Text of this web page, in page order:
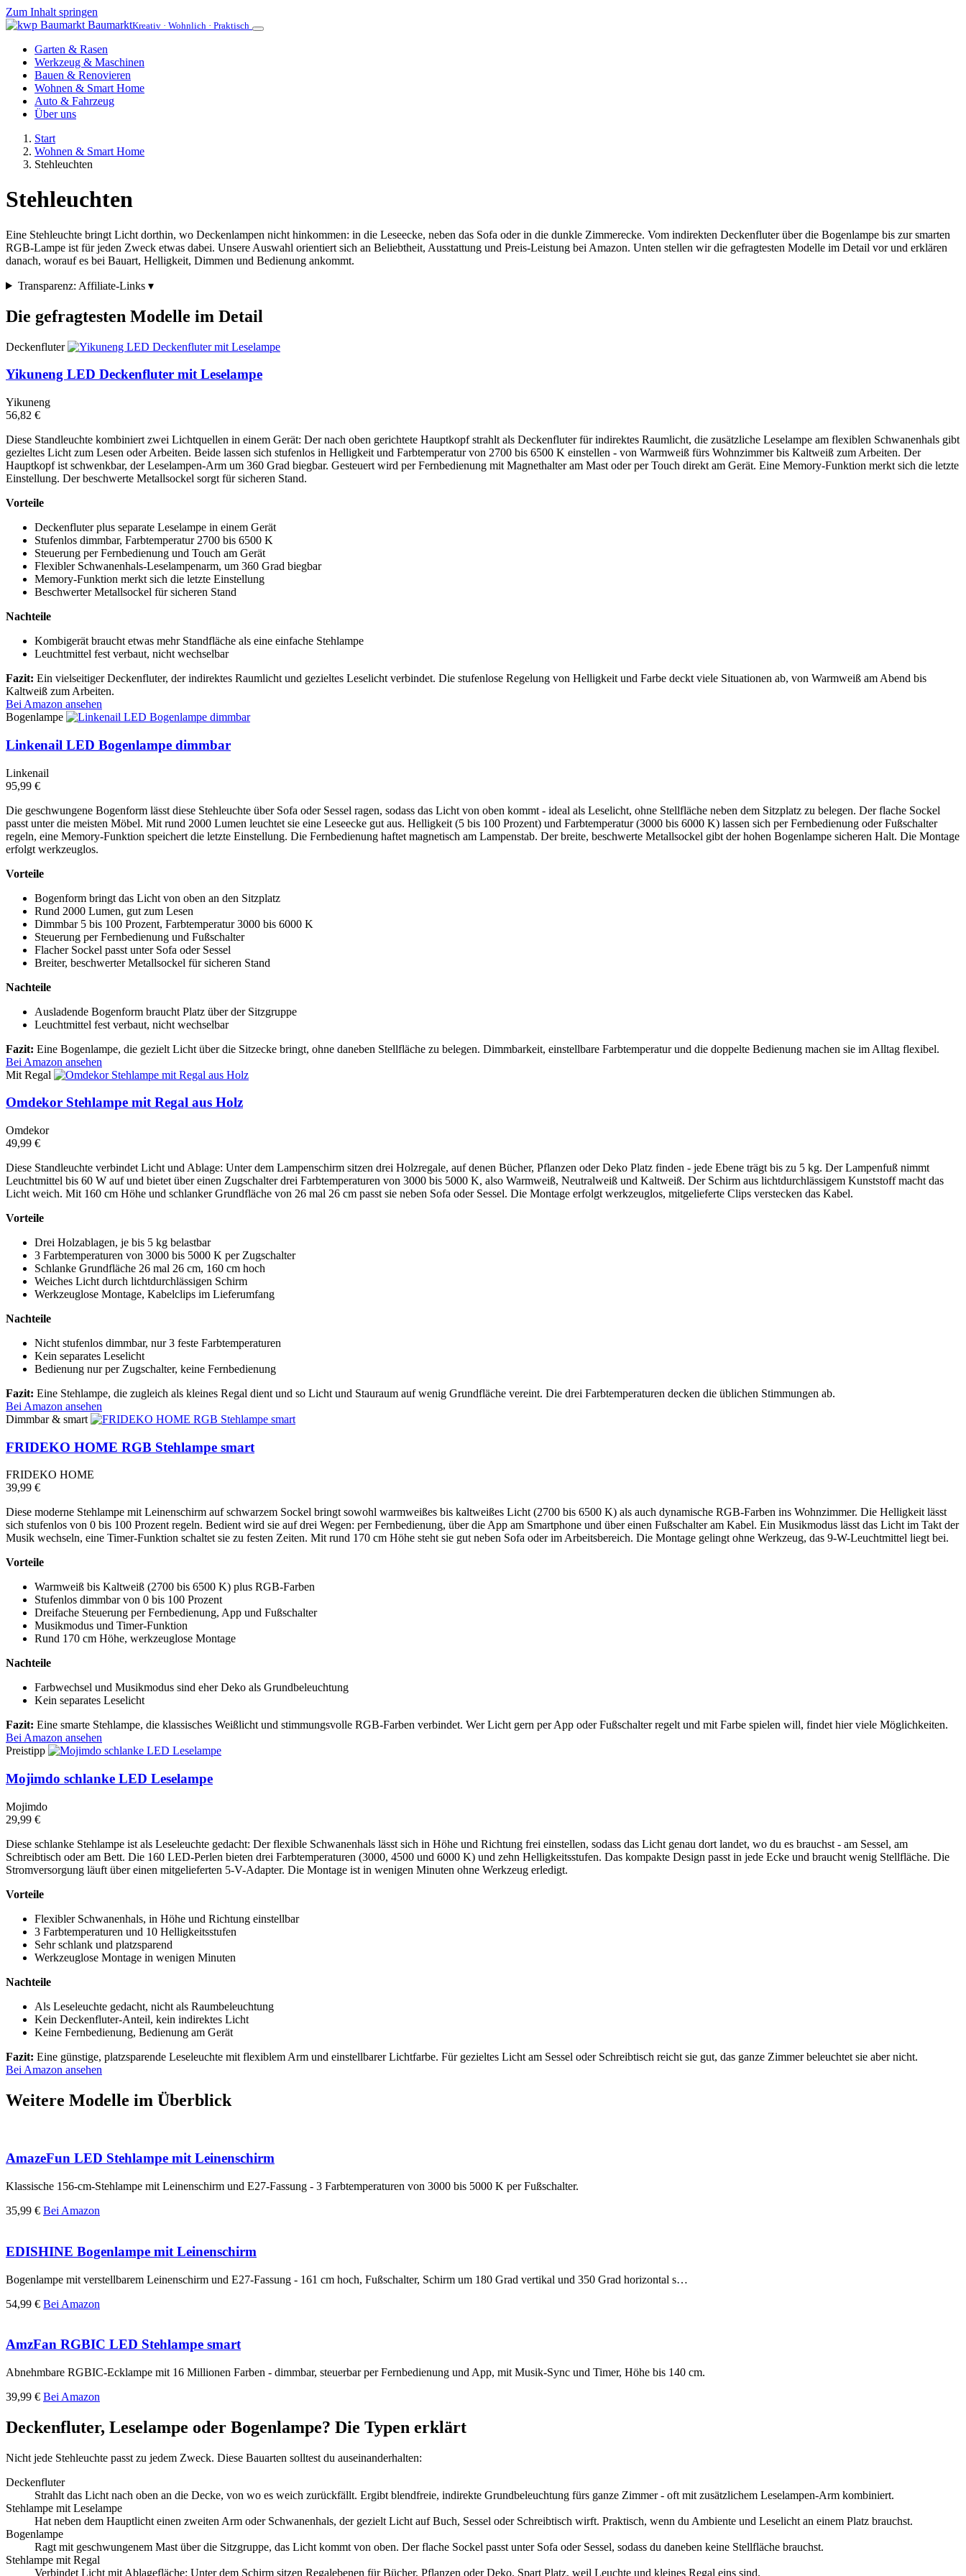
Zum Inhalt springen
BaumarktKreativ · Wohnlich · Praktisch
Garten & Rasen
Werkzeug & Maschinen
Bauen & Renovieren
Wohnen & Smart Home
Auto & Fahrzeug
Über uns
Start
Wohnen & Smart Home
Stehleuchten
Stehleuchten
Eine Stehleuchte bringt Licht dorthin, wo Deckenlampen nicht hinkommen: in die Leseecke, neben das Sofa oder in die dunkle Zimmerecke. Vom indirekten Deckenfluter über die Bogenlampe bis zur smarten
RGB-Lampe ist für jeden Zweck etwas dabei. Unsere Auswahl orientiert sich an Beliebtheit, Ausstattung und Preis-Leistung bei Amazon. Unten stellen wir die gefragtesten Modelle im Detail vor und erklären
danach, worauf es bei Bauart, Helligkeit, Dimmen und Bedienung ankommt.
Transparenz: Affiliate-Links ▾
Die gefragtesten Modelle im Detail
Deckenfluter
Yikuneng LED Deckenfluter mit Leselampe
Yikuneng
56,82 €
Diese Standleuchte kombiniert zwei Lichtquellen in einem Gerät: Der nach oben gerichtete Hauptkopf strahlt als Deckenfluter für indirektes Raumlicht, die zusätzliche Leselampe am flexiblen Schwanenhals gibt
gezieltes Licht zum Lesen oder Arbeiten. Beide lassen sich stufenlos in Helligkeit und Farbtemperatur von 2700 bis 6500 K einstellen - von Warmweiß fürs Wohnzimmer bis Kaltweiß zum Arbeiten. Der
Hauptkopf ist schwenkbar, der Leselampen-Arm um 360 Grad biegbar. Gesteuert wird per Fernbedienung mit Magnethalter am Mast oder per Touch direkt am Gerät. Eine Memory-Funktion merkt sich die letzte
Einstellung. Der beschwerte Metallsockel sorgt für sicheren Stand.
Vorteile
Deckenfluter plus separate Leselampe in einem Gerät
Stufenlos dimmbar, Farbtemperatur 2700 bis 6500 K
Steuerung per Fernbedienung und Touch am Gerät
Flexibler Schwanenhals-Leselampenarm, um 360 Grad biegbar
Memory-Funktion merkt sich die letzte Einstellung
Beschwerter Metallsockel für sicheren Stand
Nachteile
Kombigerät braucht etwas mehr Standfläche als eine einfache Stehlampe
Leuchtmittel fest verbaut, nicht wechselbar
Fazit: Ein vielseitiger Deckenfluter, der indirektes Raumlicht und gezieltes Leselicht verbindet. Die stufenlose Regelung von Helligkeit und Farbe deckt viele Situationen ab, von Warmweiß am Abend bis
Kaltweiß zum Arbeiten.
Bei Amazon ansehen
Bogenlampe
Linkenail LED Bogenlampe dimmbar
Linkenail
95,99 €
Die geschwungene Bogenform lässt diese Stehleuchte über Sofa oder Sessel ragen, sodass das Licht von oben kommt - ideal als Leselicht, ohne Stellfläche neben dem Sitzplatz zu belegen. Der flache Sockel
passt unter die meisten Möbel. Mit rund 2000 Lumen leuchtet sie eine Leseecke gut aus. Helligkeit (5 bis 100 Prozent) und Farbtemperatur (3000 bis 6000 K) lassen sich per Fernbedienung oder Fußschalter
regeln, eine Memory-Funktion speichert die letzte Einstellung. Die Fernbedienung haftet magnetisch am Lampenstab. Der breite, beschwerte Metallsockel gibt der hohen Bogenlampe sicheren Halt. Die Montage
erfolgt werkzeuglos.
Vorteile
Bogenform bringt das Licht von oben an den Sitzplatz
Rund 2000 Lumen, gut zum Lesen
Dimmbar 5 bis 100 Prozent, Farbtemperatur 3000 bis 6000 K
Steuerung per Fernbedienung und Fußschalter
Flacher Sockel passt unter Sofa oder Sessel
Breiter, beschwerter Metallsockel für sicheren Stand
Nachteile
Ausladende Bogenform braucht Platz über der Sitzgruppe
Leuchtmittel fest verbaut, nicht wechselbar
Fazit: Eine Bogenlampe, die gezielt Licht über die Sitzecke bringt, ohne daneben Stellfläche zu belegen. Dimmbarkeit, einstellbare Farbtemperatur und die doppelte Bedienung machen sie im Alltag flexibel.
Bei Amazon ansehen
Mit Regal
Omdekor Stehlampe mit Regal aus Holz
Omdekor
49,99 €
Diese Standleuchte verbindet Licht und Ablage: Unter dem Lampenschirm sitzen drei Holzregale, auf denen Bücher, Pflanzen oder Deko Platz finden - jede Ebene trägt bis zu 5 kg. Der Lampenfuß nimmt
Leuchtmittel bis 60 W auf und bietet über einen Zugschalter drei Farbtemperaturen von 3000 bis 5000 K, also Warmweiß, Neutralweiß und Kaltweiß. Der Schirm aus lichtdurchlässigem Kunststoff macht das
Licht weich. Mit 160 cm Höhe und schlanker Grundfläche von 26 mal 26 cm passt sie neben Sofa oder Sessel. Die Montage erfolgt werkzeuglos, mitgelieferte Clips verstecken das Kabel.
Vorteile
Drei Holzablagen, je bis 5 kg belastbar
3 Farbtemperaturen von 3000 bis 5000 K per Zugschalter
Schlanke Grundfläche 26 mal 26 cm, 160 cm hoch
Weiches Licht durch lichtdurchlässigen Schirm
Werkzeuglose Montage, Kabelclips im Lieferumfang
Nachteile
Nicht stufenlos dimmbar, nur 3 feste Farbtemperaturen
Kein separates Leselicht
Bedienung nur per Zugschalter, keine Fernbedienung
Fazit: Eine Stehlampe, die zugleich als kleines Regal dient und so Licht und Stauraum auf wenig Grundfläche vereint. Die drei Farbtemperaturen decken die üblichen Stimmungen ab.
Bei Amazon ansehen
Dimmbar & smart
FRIDEKO HOME RGB Stehlampe smart
FRIDEKO HOME
39,99 €
Diese moderne Stehlampe mit Leinenschirm auf schwarzem Sockel bringt sowohl warmweißes bis kaltweißes Licht (2700 bis 6500 K) als auch dynamische RGB-Farben ins Wohnzimmer. Die Helligkeit lässt
sich stufenlos von 0 bis 100 Prozent regeln. Bedient wird sie auf drei Wegen: per Fernbedienung, über die App am Smartphone und über einen Fußschalter am Kabel. Ein Musikmodus lässt das Licht im Takt der
Musik wechseln, eine Timer-Funktion schaltet sie zu festen Zeiten. Mit rund 170 cm Höhe steht sie gut neben Sofa oder im Arbeitsbereich. Die Montage gelingt ohne Werkzeug, das 9-W-Leuchtmittel liegt bei.
Vorteile
Warmweiß bis Kaltweiß (2700 bis 6500 K) plus RGB-Farben
Stufenlos dimmbar von 0 bis 100 Prozent
Dreifache Steuerung per Fernbedienung, App und Fußschalter
Musikmodus und Timer-Funktion
Rund 170 cm Höhe, werkzeuglose Montage
Nachteile
Farbwechsel und Musikmodus sind eher Deko als Grundbeleuchtung
Kein separates Leselicht
Fazit: Eine smarte Stehlampe, die klassisches Weißlicht und stimmungsvolle RGB-Farben verbindet. Wer Licht gern per App oder Fußschalter regelt und mit Farbe spielen will, findet hier viele Möglichkeiten.
Bei Amazon ansehen
Preistipp
Mojimdo schlanke LED Leselampe
Mojimdo
29,99 €
Diese schlanke Stehlampe ist als Leseleuchte gedacht: Der flexible Schwanenhals lässt sich in Höhe und Richtung frei einstellen, sodass das Licht genau dort landet, wo du es brauchst - am Sessel, am
Schreibtisch oder am Bett. Die 160 LED-Perlen bieten drei Farbtemperaturen (3000, 4500 und 6000 K) und zehn Helligkeitsstufen. Das kompakte Design passt in jede Ecke und braucht wenig Stellfläche. Die
Stromversorgung läuft über einen mitgelieferten 5-V-Adapter. Die Montage ist in wenigen Minuten ohne Werkzeug erledigt.
Vorteile
Flexibler Schwanenhals, in Höhe und Richtung einstellbar
3 Farbtemperaturen und 10 Helligkeitsstufen
Sehr schlank und platzsparend
Werkzeuglose Montage in wenigen Minuten
Nachteile
Als Leseleuchte gedacht, nicht als Raumbeleuchtung
Kein Deckenfluter-Anteil, kein indirektes Licht
Keine Fernbedienung, Bedienung am Gerät
Fazit: Eine günstige, platzsparende Leseleuchte mit flexiblem Arm und einstellbarer Lichtfarbe. Für gezieltes Licht am Sessel oder Schreibtisch reicht sie gut, das ganze Zimmer beleuchtet sie aber nicht.
Bei Amazon ansehen
Weitere Modelle im Überblick
AmazeFun LED Stehlampe mit Leinenschirm
Klassische 156-cm-Stehlampe mit Leinenschirm und E27-Fassung - 3 Farbtemperaturen von 3000 bis 5000 K per Fußschalter.
35,99 € Bei Amazon
EDISHINE Bogenlampe mit Leinenschirm
Bogenlampe mit verstellbarem Leinenschirm und E27-Fassung - 161 cm hoch, Fußschalter, Schirm um 180 Grad vertikal und 350 Grad horizontal s…
54,99 € Bei Amazon
AmzFan RGBIC LED Stehlampe smart
Abnehmbare RGBIC-Ecklampe mit 16 Millionen Farben - dimmbar, steuerbar per Fernbedienung und App, mit Musik-Sync und Timer, Höhe bis 140 cm.
39,99 € Bei Amazon
Deckenfluter, Leselampe oder Bogenlampe? Die Typen erklärt
Nicht jede Stehleuchte passt zu jedem Zweck. Diese Bauarten solltest du auseinanderhalten:
Deckenfluter
Strahlt das Licht nach oben an die Decke, von wo es weich zurückfällt. Ergibt blendfreie, indirekte Grundbeleuchtung fürs ganze Zimmer - oft mit zusätzlichem Leselampen-Arm kombiniert.
Stehlampe mit Leselampe
Hat neben dem Hauptlicht einen zweiten Arm oder Schwanenhals, der gezielt Licht auf Buch, Sessel oder Schreibtisch wirft. Praktisch, wenn du Ambiente und Leselicht an einem Platz brauchst.
Bogenlampe
Ragt mit geschwungenem Mast über die Sitzgruppe, das Licht kommt von oben. Der flache Sockel passt unter Sofa oder Sessel, sodass du daneben keine Stellfläche brauchst.
Stehlampe mit Regal
Verbindet Licht mit Ablagefläche: Unter dem Schirm sitzen Regalebenen für Bücher, Pflanzen oder Deko. Spart Platz, weil Leuchte und kleines Regal eins sind.